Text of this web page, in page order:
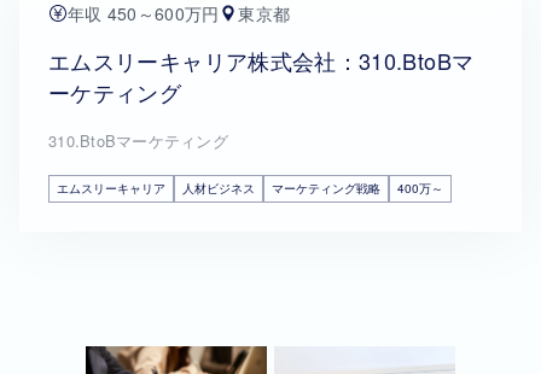
年収 450～600万円 東京都
エムスリーキャリア株式会社：310.BtoBマ
ーケティング
310.BtoBマーケティング
エムスリーキャリア 人材ビジネス マーケティング戦略 400万～